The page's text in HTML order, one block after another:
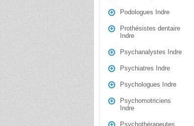
Podologues Indre
Prothésistes dentaire
Indre
Psychanalystes Indre
Psychiatres Indre
Psychologues Indre
Psychomotriciens
Indre
Psychothérapeutes